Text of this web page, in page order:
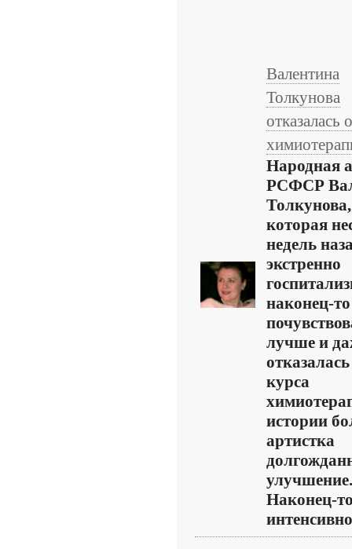
Валентина
Толкунова
отказалась
Народная
РСФСР
Толкунова,
которая
недель
экстренно
наконец-то
лучше и
курса
истории
артистка
улучшение.
Наконец-